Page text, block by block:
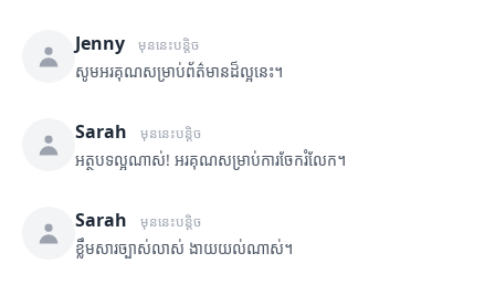
Jenny មុននេះបន្តិច
សូមអរគុណសម្រាប់ព័ត៌មានដ៏ល្អនេះ។
Sarah មុននេះបន្តិច
អត្ថបទល្អណាស់! អរគុណសម្រាប់ការចែករំលែក។
Sarah មុននេះបន្តិច
ខ្លឹមសារច្បាស់លាស់ ងាយយល់ណាស់។